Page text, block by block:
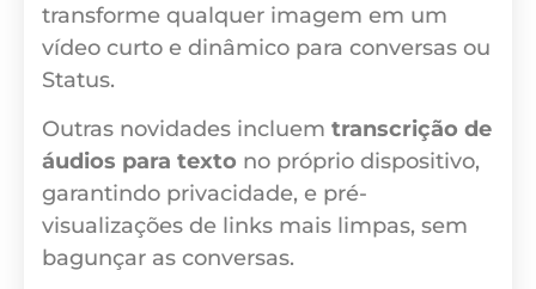
transforme qualquer imagem em um
vídeo curto e dinâmico para conversas ou
Status.
Outras novidades incluem transcrição de
áudios para texto no próprio dispositivo,
garantindo privacidade, e pré-
visualizações de links mais limpas, sem
bagunçar as conversas.